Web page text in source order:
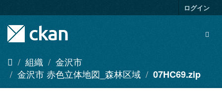
キ
ログイン
組織
金沢市
金沢市 赤色立体地図_森林区域
07HC69.zip